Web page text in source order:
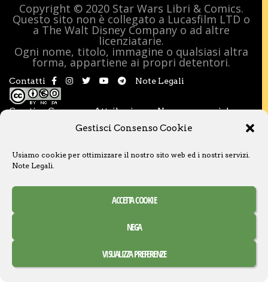
Gestisci Consenso Cookie
Usiamo cookie per ottimizzare il nostro sito web ed i nostri servizi.
Note Legali.
ACCETTA COOKIE
NEGA
VISUALIZZA PREFERENZE
Copyright © 2020 Star Wars Libri & Comics.
Questo sito non è collegato a Lucasfilm LTD o
a The Walt Disney Company o ad altre
licenziatarie.
Ogni nome, titolo, immagine o qualsiasi altra
forma, appartiene ai propri detentori.
Contatti Note Legali
Creative Commons Attribuzione – Non commerciale –